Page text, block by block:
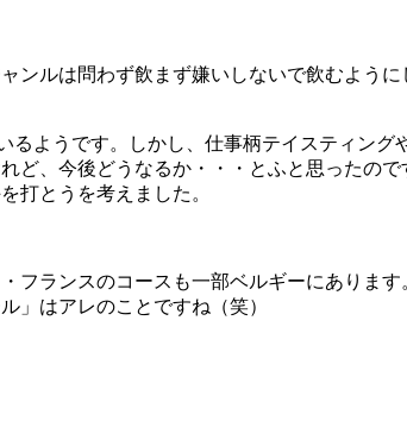
ルは問わず飲まず嫌いしないで飲むよう
ようです。しかし、仕事柄テイスティン
、今後どうなるか・・・とふと思ったので
打とうを考えました。
ランスのコースも一部ベルギーにありま
」はアレのことですね（笑）